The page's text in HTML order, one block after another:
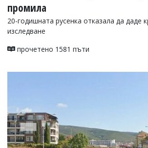
промила
20-годишната русенка отказала да даде
изследване
прочетено 1581 пъти